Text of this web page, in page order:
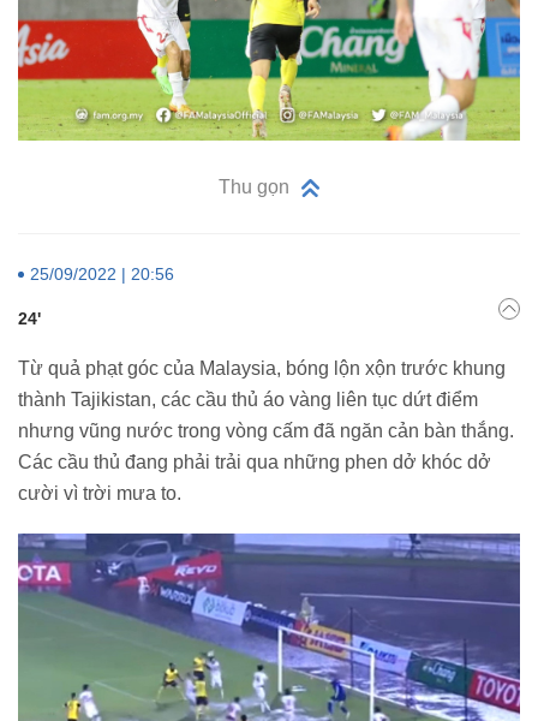
Thu gọn
25/09/2022 | 20:56
24'
Từ quả phạt góc của Malaysia, bóng lộn xộn trước khung
thành Tajikistan, các cầu thủ áo vàng liên tục dứt điểm
nhưng vũng nước trong vòng cấm đã ngăn cản bàn thắng.
Các cầu thủ đang phải trải qua những phen dở khóc dở
cười vì trời mưa to.